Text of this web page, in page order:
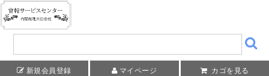
新規会員登録 マイページ カゴを見る